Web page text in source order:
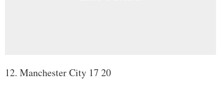
12. Manchester City 17 20